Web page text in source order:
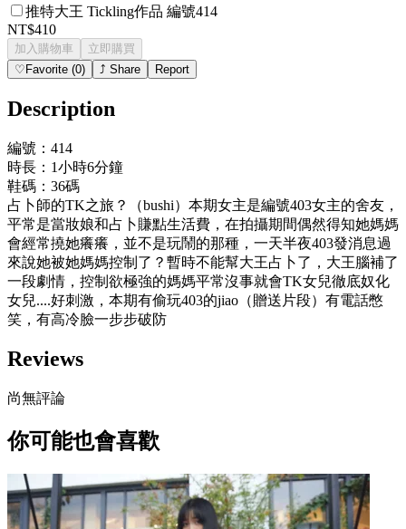
推特大王 Tickling作品 編號414
NT$410
加入購物車
立即購買
♡ Favorite (0) ⤴ Share Report
Description
編號：414
時長：1小時6分鐘
鞋碼：36碼
占卜師的TK之旅？（bushi）本期女主是編號403女主的舍友，
平常是當妝娘和占卜賺點生活費，在拍攝期間偶然得知她媽媽
會經常撓她癢癢，並不是玩鬧的那種，一天半夜403發消息過
來說她被她媽媽控制了？暫時不能幫大王占卜了，大王腦補了
一段劇情，控制欲極強的媽媽平常沒事就會TK女兒徹底奴化
女兒....好刺激，本期有偷玩403的jiao（贈送片段）有電話憋
笑，有高冷臉一步步破防
Reviews
尚無評論
你可能也會喜歡